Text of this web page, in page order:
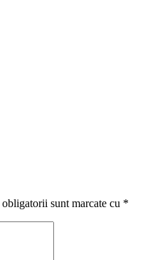
sunt marcate cu *